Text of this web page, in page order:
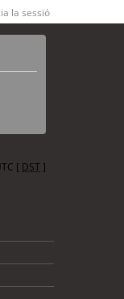
la sessió
[ DST]